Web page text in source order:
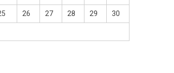
26 27 28 29 30